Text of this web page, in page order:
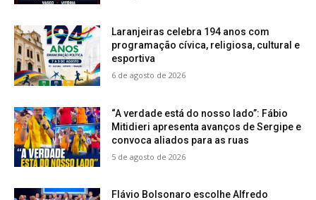
Laranjeiras celebra 194 anos com
programação cívica, religiosa, cultural e
esportiva
6 de agosto de 2026
“A verdade está do nosso lado”: Fábio
Mitidieri apresenta avanços de Sergipe e
convoca aliados para as ruas
5 de agosto de 2026
Flávio Bolsonaro escolhe Alfredo